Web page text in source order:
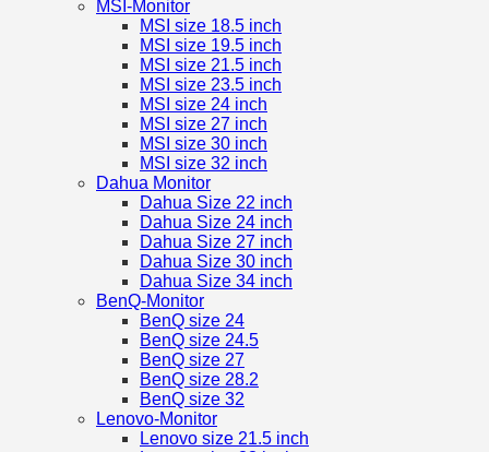
MSI-Monitor
MSI size 18.5 inch
MSI size 19.5 inch
MSI size 21.5 inch
MSI size 23.5 inch
MSI size 24 inch
MSI size 27 inch
MSI size 30 inch
MSI size 32 inch
Dahua Monitor
Dahua Size 22 inch
Dahua Size 24 inch
Dahua Size 27 inch
Dahua Size 30 inch
Dahua Size 34 inch
BenQ-Monitor
BenQ size 24
BenQ size 24.5
BenQ size 27
BenQ size 28.2
BenQ size 32
Lenovo-Monitor
Lenovo size 21.5 inch